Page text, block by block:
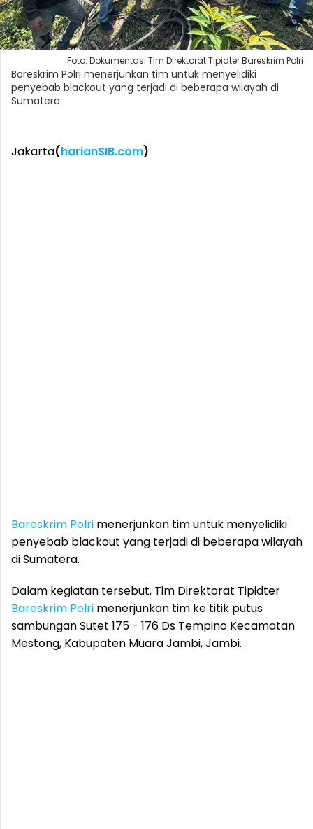
Foto: Dokumentasi Tim Direktorat Tipidter Bareskrim Polri
Bareskrim Polri menerjunkan tim untuk menyelidiki
penyebab blackout yang terjadi di beberapa wilayah di
Sumatera.
Jakarta(harianSIB.com)
Bareskrim Polri menerjunkan tim untuk menyelidiki
penyebab blackout yang terjadi di beberapa wilayah
di Sumatera.
Dalam kegiatan tersebut, Tim Direktorat Tipidter
Bareskrim Polri menerjunkan tim ke titik putus
sambungan Sutet 175 - 176 Ds Tempino Kecamatan
Mestong, Kabupaten Muara Jambi, Jambi.